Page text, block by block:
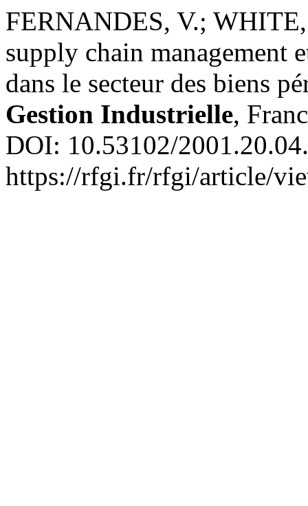
FERNANDES, V.;
supply chain management
dans le secteur des biens
Gestion Industrielle,
DOI: 10.53102/
https://rfgi.fr/rfgi/article/